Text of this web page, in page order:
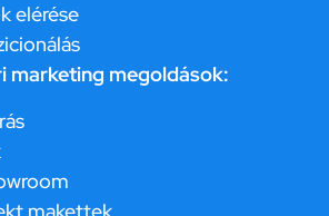
elérése
marketing megoldások:
makettek